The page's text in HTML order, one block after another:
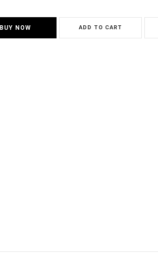
BUY NOW ADD TO CART